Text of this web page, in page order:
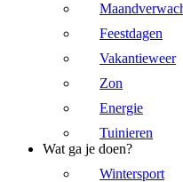
Feestdagen
Vakantieweer
Zon
Energie
Tuinieren
Wat ga je doen?
Wintersport